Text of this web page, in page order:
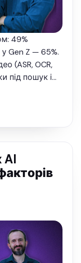
49%
Gen Z — 65%.
(ASR, OCR,
під пошук і
AI